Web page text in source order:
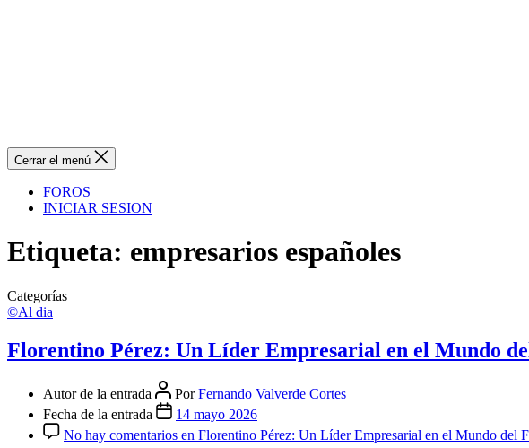
Cerrar el menú
FOROS
INICIAR SESION
Etiqueta: empresarios españoles
Categorías
©Al dia
Florentino Pérez: Un Líder Empresarial en el Mundo
Autor de la entrada PorFernando Valverde Cortes
Fecha de la entrada
14 mayo 2026
No hay comentarios en Florentino Pérez: Un Líder Empresarial en el Mundo del